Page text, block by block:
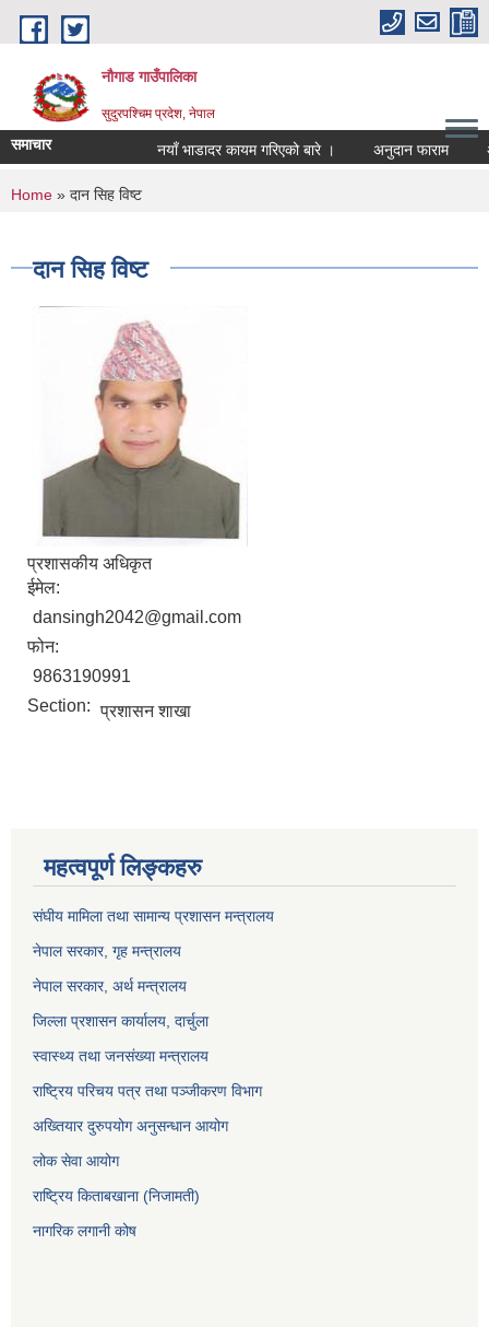
Skip to main content
नौगाड गाउँपालिका
सुदुरपश्चिम प्रदेश, नेपाल
समाचार नयाँ भाडादर कायम गरिएको बारे । अनुदान फाराम
You are here
Home » दान सिह विष्ट
दान सिह विष्ट
प्रशासकीय अधिकृत
ईमेल:
dansingh2042@gmail.com
फोन:
9863190991
Section: प्रशासन शाखा
महत्वपूर्ण लिङ्कहरु
संघीय मामिला तथा सामान्य प्रशासन मन्त्रालय
नेपाल सरकार, गृह मन्त्रालय
नेपाल सरकार, अर्थ मन्त्रालय
जिल्ला प्रशासन कार्यालय, दार्चुला
स्वास्थ्य तथा जनसंख्या मन्त्रालय
राष्ट्रिय परिचय पत्र तथा पञ्जीकरण विभाग
अख्तियार दुरुपयोग अनुसन्धान आयोग
लोक सेवा आयोग
राष्ट्रिय किताबखाना (निजामती)
नागरिक लगानी कोष